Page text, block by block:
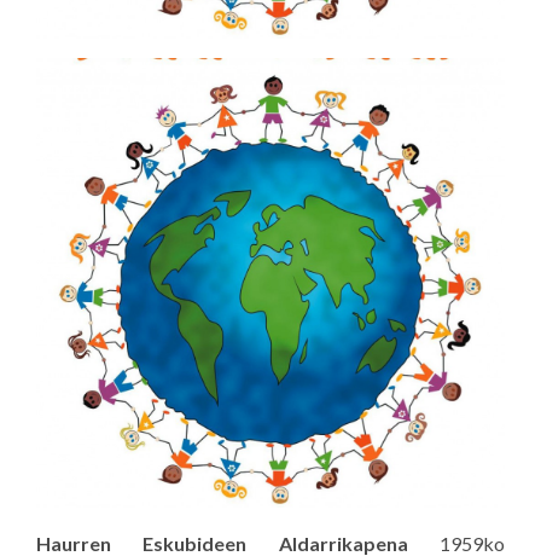
Haurren Eskubideen Aldarrikapena 1959ko